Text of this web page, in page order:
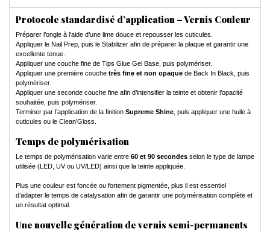
Protocole standardisé d’application – Vernis Couleur
Préparer l’ongle à l’aide d’une lime douce et repousser les cuticules.
Appliquer le Nail Prep, puis le Stabilizer afin de préparer la plaque et garantir une
excellente tenue.
Appliquer une couche fine de Tips Glue Gel Base, puis polymériser.
Appliquer une première couche très fine et non opaque de Back In Black, puis
polymériser.
Appliquer une seconde couche fine afin d’intensifier la teinte et obtenir l’opacité
souhaitée, puis polymériser.
Terminer par l’application de la finition Supreme Shine, puis appliquer une huile à
cuticules ou le Clean’Gloss.
Temps de polymérisation
Le temps de polymérisation varie entre 60 et 90 secondes selon le type de lampe
utilisée (LED, UV ou UV/LED) ainsi que la teinte appliquée.
Plus une couleur est foncée ou fortement pigmentée, plus il est essentiel
d’adapter le temps de catalysation afin de garantir une polymérisation complète et
un résultat optimal.
Une nouvelle génération de vernis semi-permanents